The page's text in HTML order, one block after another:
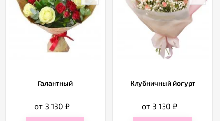
Галантный
от 3 130₽
Клубничный йогурт
от 3 130₽